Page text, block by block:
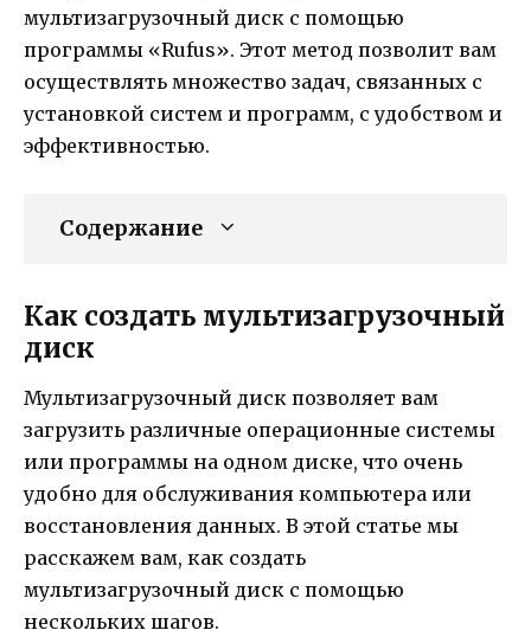
мультизагрузочный диск с помощью
программы «Rufus». Этот метод позволит вам
осуществлять множество задач, связанных с
установкой систем и программ, с удобством и
эффективностью.
Содержание
Как создать мультизагрузочный
диск
Мультизагрузочный диск позволяет вам
загрузить различные операционные системы
или программы на одном диске, что очень
удобно для обслуживания компьютера или
восстановления данных. В этой статье мы
расскажем вам, как создать
мультизагрузочный диск с помощью
нескольких шагов.